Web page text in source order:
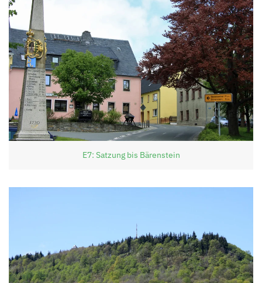
E7: Satzung bis Bärenstein